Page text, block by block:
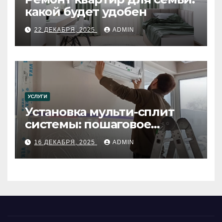
какой будет удобен
22 ДЕКАБРЯ, 2025 ADMIN
УСЛУГИ
Установка мульти-сплит
системы: пошаговое
руководство
16 ДЕКАБРЯ, 2025 ADMIN